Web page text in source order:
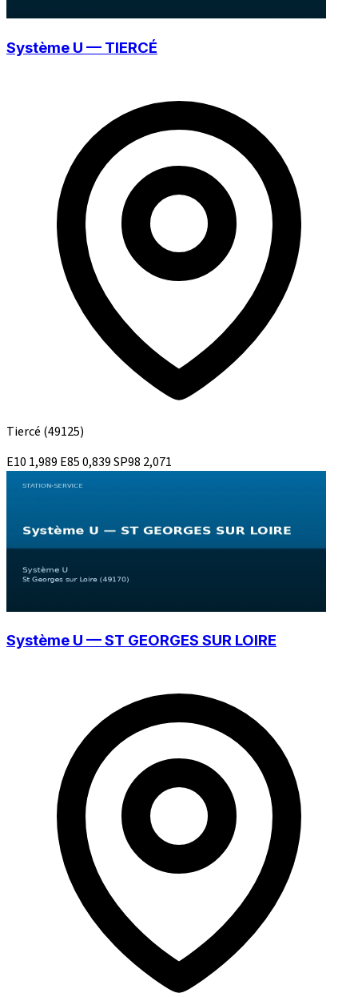
Système U — TIERCÉ
Tiercé (49125)
E10 1,989 E850,839SP98 2,071
Système U — ST GEORGES SUR LOIRE